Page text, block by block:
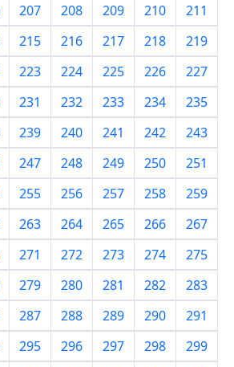
207 208 209 210
211
215 216 217 218
219
223 224 225 226
227
231 232 233 234
235
239 240 241 242
243
247 248 249 250
251
255 256 257 258
259
263 264 265 266
267
271 272 273 274
275
279 280 281 282
283
287 288 289 290
291
295 296 297 298
299